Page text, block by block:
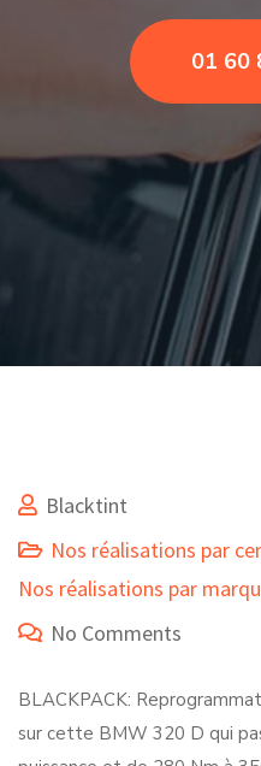
01 60
Blacktint
Nos réalisations par
Nos réalisations par
No Comments
BLACKPACK:
sur cette BMW 320 D qui